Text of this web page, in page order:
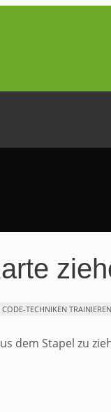
TECHNIKEN TRAINIEREN
dem Stapel zu